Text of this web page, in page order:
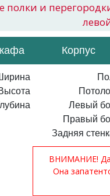
полки и
Корпус
Левый
Правый
Задняя
ВНИМАНИЕ!
Она